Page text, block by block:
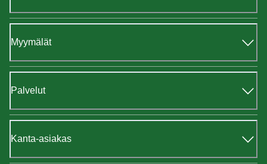
Myymälät
Palvelut
Kanta-asiakas